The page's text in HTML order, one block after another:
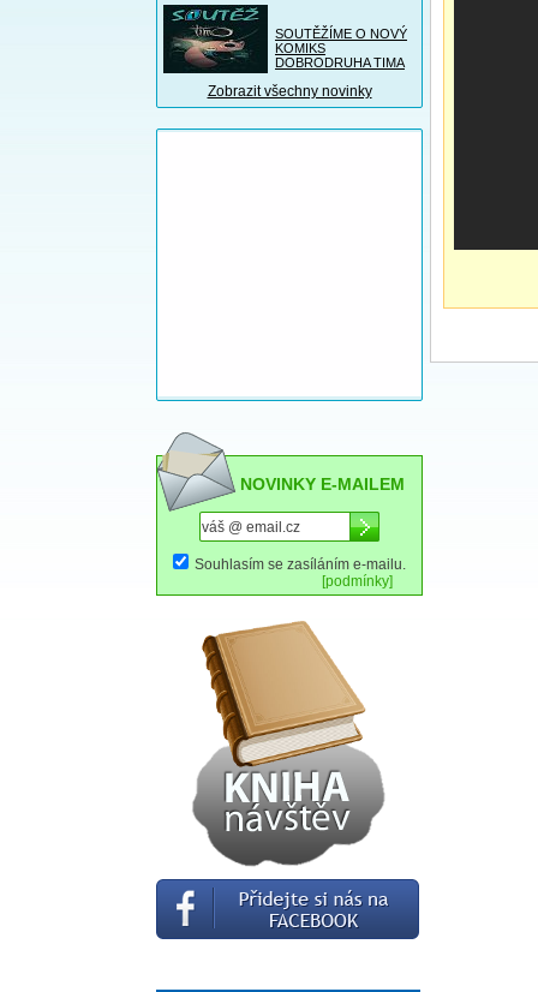
SOUTĚŽÍME O NOVÝ
KOMIKS
DOBRODRUHA TIMA
Zobrazit všechny novinky
NOVINKY E-MAILEM
Souhlasím se zasíláním e-mailu.
[podmínky]